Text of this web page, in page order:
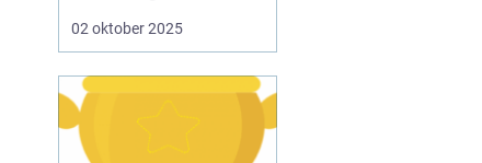
både motionister og
bevidsthed om kroppens
sundhed og
genopretning vælger
02 oktober 2025